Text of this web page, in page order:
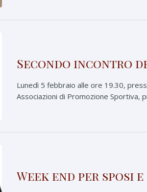
Secondo incontro
Lunedì 5 febbraio alle ore 19.30,
Associazioni di Promozione Sportiva,
Week end per sposi